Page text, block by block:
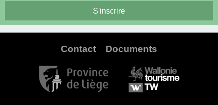
Contact Documents